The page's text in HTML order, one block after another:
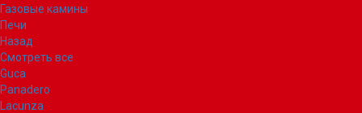
Газовые камины
Печи
Назад
Смотреть все
Guca
Panadero
Lacunza